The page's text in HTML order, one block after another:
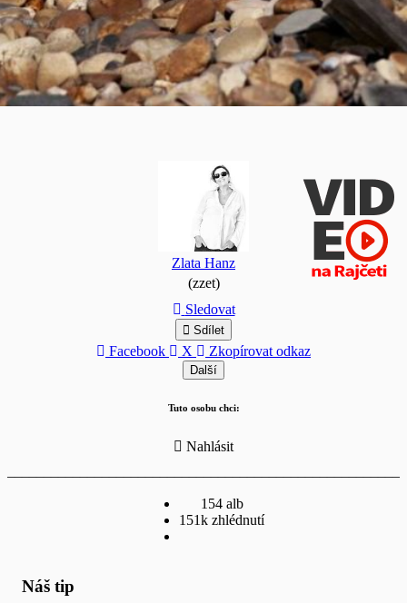
Zlata Hanz
(zzet)
Sledovat
Sdílet
Facebook X Zkopírovat odkaz
Další
Tuto osobu chci:
Nahlásit
contained in words."
"Opravdová fotografie nepotřebuje vysvětlení a také nemůže být
popsána slovy"
154 alb
151k zhlédnutí
Náš tip